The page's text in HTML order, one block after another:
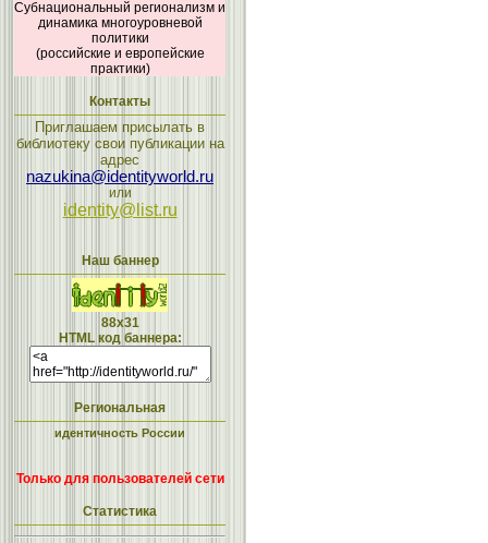
Субнациональный регионализм и
динамика многоуровневой
политики
(российские и европейские
практики)
Контакты
Приглашаем присылать в
библиотеку свои публикации на
адрес
nazukina@identityworld.ru
или
identity@list.ru
Наш баннер
88x31
HTML код баннера:
Региональная
идентичность России
Только для пользователей сети
Статистика